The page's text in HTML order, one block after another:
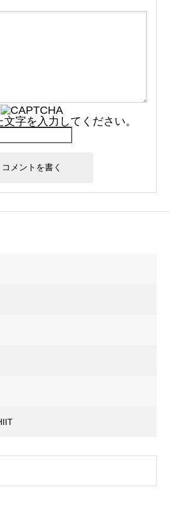
字を入力してください。